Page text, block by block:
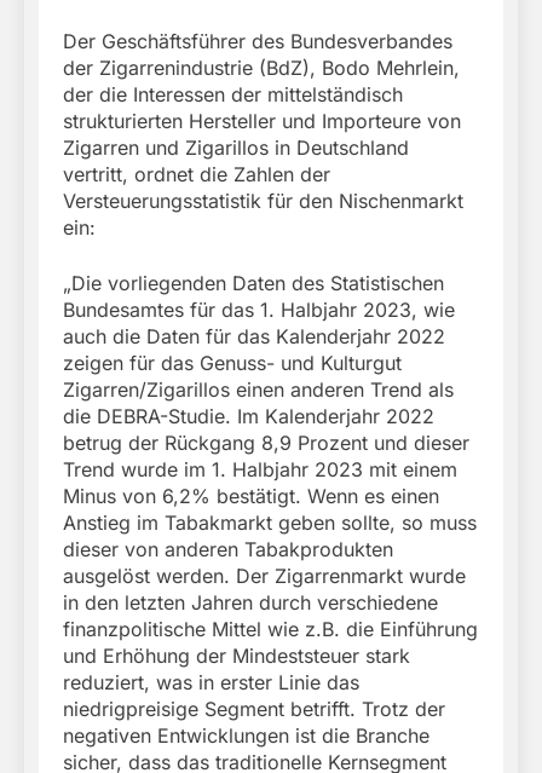
Der Geschäftsführer des Bundesverbandes
der Zigarrenindustrie (BdZ), Bodo Mehrlein,
der die Interessen der mittelständisch
strukturierten Hersteller und Importeure von
Zigarren und Zigarillos in Deutschland
vertritt, ordnet die Zahlen der
Versteuerungsstatistik für den Nischenmarkt
ein:
„Die vorliegenden Daten des Statistischen
Bundesamtes für das 1. Halbjahr 2023, wie
auch die Daten für das Kalenderjahr 2022
zeigen für das Genuss- und Kulturgut
Zigarren/Zigarillos einen anderen Trend als
die DEBRA-Studie. Im Kalenderjahr 2022
betrug der Rückgang 8,9 Prozent und dieser
Trend wurde im 1. Halbjahr 2023 mit einem
Minus von 6,2% bestätigt. Wenn es einen
Anstieg im Tabakmarkt geben sollte, so muss
dieser von anderen Tabakprodukten
ausgelöst werden. Der Zigarrenmarkt wurde
in den letzten Jahren durch verschiedene
finanzpolitische Mittel wie z.B. die Einführung
und Erhöhung der Mindeststeuer stark
reduziert, was in erster Linie das
niedrigpreisige Segment betrifft. Trotz der
negativen Entwicklungen ist die Branche
sicher, dass das traditionelle Kernsegment